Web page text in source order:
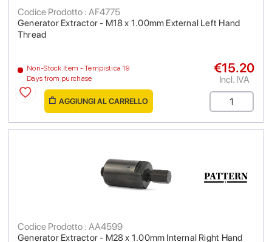
Generator Extractor - M18 x 1.00mm External Left Hand
Thread
Codice Prodotto : AF4775
Non-Stock Item - Tempistica 19
Days from purchase
€15.20
Incl. IVA
AGGIUNGI AL CARRELLO
Generator Extractor - M28 x 1.00mm Internal Right Hand
Codice Prodotto : AA4599